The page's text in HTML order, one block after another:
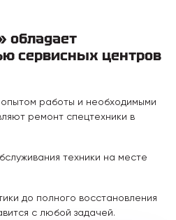
обладает
сервисных центров
работы и необходимыми
ремонт спецтехники в
техники на месте
до полного восстановления
с любой задачей.